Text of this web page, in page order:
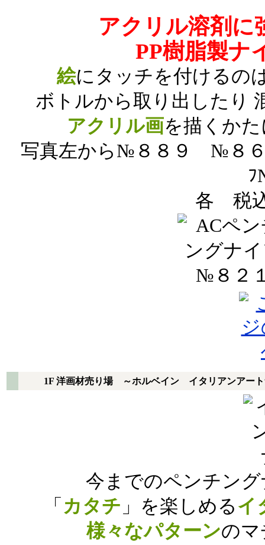
アクリル溶剤に
PP樹脂製ナ
絵にタッチを付けるの
ボトルから取り出したり
アクリル画を描くか
写真左から№８８９ №８
ﾌ
各 税
1F 洋画材売り場 ～ホルベイン イタリアンアー
今までのペンチン
「 カタチ 」を楽しめる イ
様々なパターンの